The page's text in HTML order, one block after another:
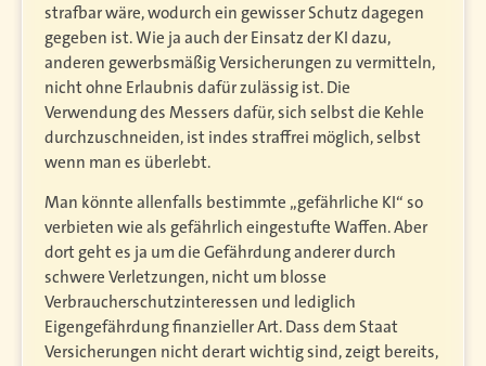
strafbar wäre, wodurch ein gewisser Schutz dagegen
gegeben ist. Wie ja auch der Einsatz der KI dazu,
anderen gewerbsmäßig Versicherungen zu vermitteln,
nicht ohne Erlaubnis dafür zulässig ist. Die
Verwendung des Messers dafür, sich selbst die Kehle
durchzuschneiden, ist indes straffrei möglich, selbst
wenn man es überlebt.
Man könnte allenfalls bestimmte „gefährliche KI“ so
verbieten wie als gefährlich eingestufte Waffen. Aber
dort geht es ja um die Gefährdung anderer durch
schwere Verletzungen, nicht um blosse
Verbraucherschutzinteressen und lediglich
Eigengefährdung finanzieller Art. Dass dem Staat
Versicherungen nicht derart wichtig sind, zeigt bereits,